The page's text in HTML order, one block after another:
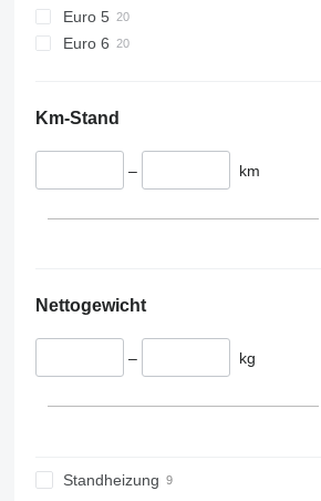
Euro 5
Euro 6
Km-Stand
– km
Nettogewicht
– kg
Standheizung